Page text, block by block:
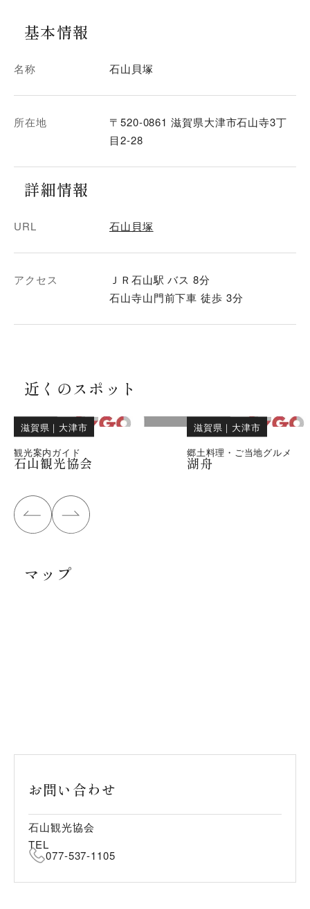
基本情報
名称 石山貝塚
所在地
〒520-0861 滋賀県大津市石山寺3丁
目2-28
詳細情報
URL 石山貝塚
アクセス
ＪＲ石山駅 バス 8分
石山寺山門前下車 徒歩 3分
近くのスポット
滋賀県 ｜ 大津市
観光案内ガイド
石山観光協会
滋賀県 ｜ 大津市
郷土料理・ご当地グルメ
湖舟
マップ
お問い合わせ
石山観光協会
TEL
077-537-1105